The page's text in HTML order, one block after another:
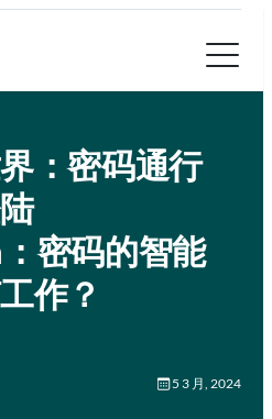
：密码通行
密码的智能
作？
5 3 月, 2024